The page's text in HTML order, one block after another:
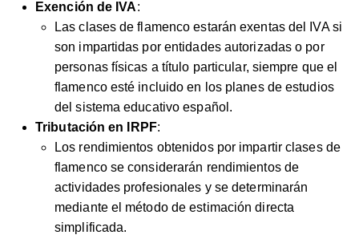
Exención de IVA:
Las clases de flamenco estarán exentas del IVA si
son impartidas por entidades autorizadas o por
personas físicas a título particular, siempre que el
flamenco esté incluido en los planes de estudios
del sistema educativo español.
Tributación en IRPF:
Los rendimientos obtenidos por impartir clases de
flamenco se considerarán rendimientos de
actividades profesionales y se determinarán
mediante el método de estimación directa
simplificada.